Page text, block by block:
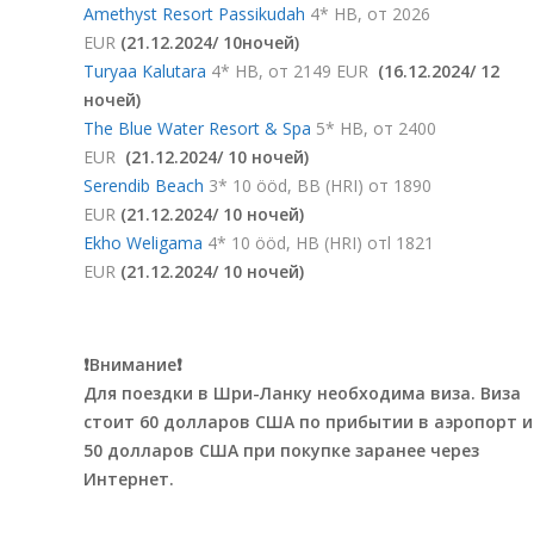
Amethyst Resort Passikudah 4* HB, от 2026
EUR (21.12.2024/ 10ночей)
Turyaa Kalutara 4* HB, от 2149 EUR (16.12.2024/ 12
ночей)
The Blue Water Resort & Spa 5* HB, от 2400
EUR (21.12.2024/ 10 ночей)
Serendib Beach 3* 10 ööd, BB (HRI) от 1890
EUR (21.12.2024/ 10 ночей)
Ekho Weligama 4* 10 ööd, HB (HRI) отl 1821
EUR (21.12.2024/ 10 ночей)
❗️Внимание❗️
Для поездки в Шри-Ланку необходима виза. Виза
стоит 60 долларов США по прибытии в аэропорт и
50 долларов США при покупке заранее через
Интернет.